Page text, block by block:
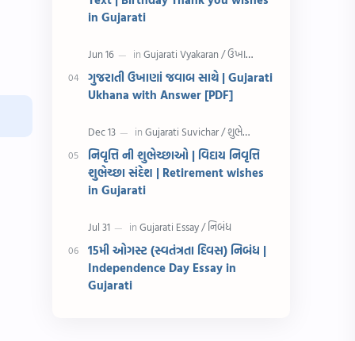
શિક્ષક દિવસ ઉત્તરાયણ
Gujarati Speech
ગુજરાતી વ્યાકરણ જન્મદિવસની શુભકામના
Lekhan
Merit List ગુજરાતી વાર્તા
ગુજરાતી સુવિચાર
in Gujarati
ગુજરાતી ઉખાણાં જવાબ સાથે | Gujarati
Ukhana with Answer [PDF]
નિવૃત્તિ ની શુભેચ્છાઓ | વિદાય નિવૃત્તિ
શુભેચ્છા સંદેશ | Retirement wishes
in Gujarati
15મી ઓગસ્ટ (સ્વતંત્રતા દિવસ) નિબંધ |
Independence Day Essay in
Gujarati